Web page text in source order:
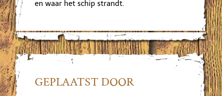
en waar het schip strandt.
GEPLAATST DOOR